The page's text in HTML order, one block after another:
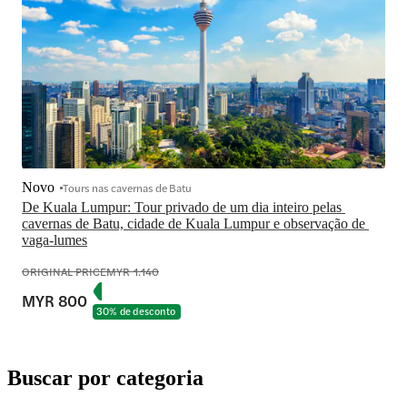
De Kuala Lumpur: Tour privado de um dia inteiro pelas
cavernas de Batu, cidade de Kuala Lumpur e observação de
vaga-lumes
Novo Tours nas cavernas de Batu
ORIGINAL PRICEMYR 1.140
MYR 800 30% de desconto
Buscar por categoria